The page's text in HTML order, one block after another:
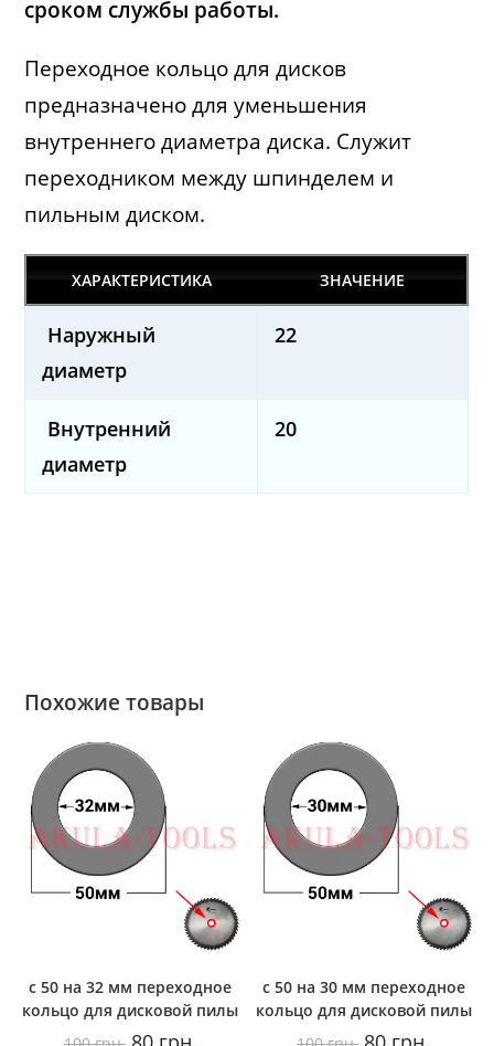
сроком службы работы.
Переходное кольцо для дисков
предназначено для уменьшения
внутреннего диаметра диска. Служит
переходником между шпинделем и
пильным диском.
ХАРАКТЕРИСТИКА ЗНАЧЕНИЕ
Наружный
диаметр
22
Внутренний
диаметр
20
Похожие товары
с 50 на 32 мм переходное
кольцо для дисковой пилы
Первоначальная
с 50 на 30 мм переходное
кольцо для дисковой пилы
Первоначальная